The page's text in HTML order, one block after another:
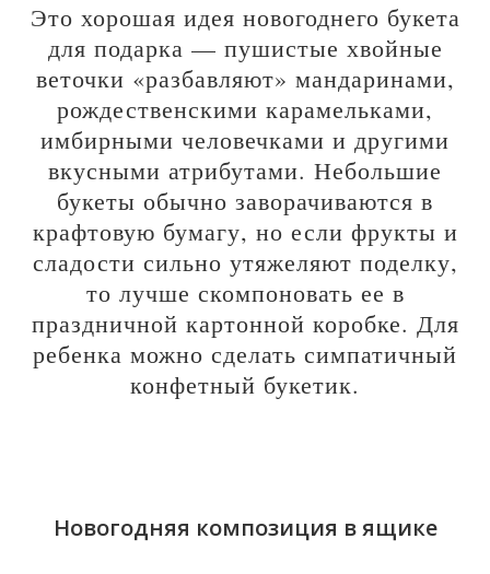
Это хорошая идея новогоднего букета
для подарка — пушистые хвойные
веточки «разбавляют» мандаринами,
рождественскими карамельками,
имбирными человечками и другими
вкусными атрибутами. Небольшие
букеты обычно заворачиваются в
крафтовую бумагу, но если фрукты и
сладости сильно утяжеляют поделку,
то лучше скомпоновать ее в
праздничной картонной коробке. Для
ребенка можно сделать симпатичный
конфетный букетик.
Новогодняя композиция в ящике